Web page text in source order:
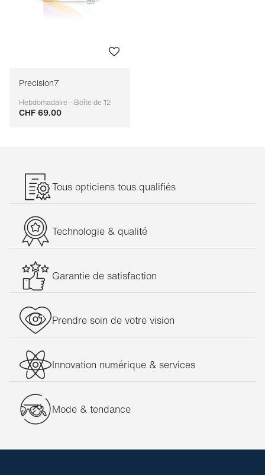
Precision7
Hebdomadaire - Boîte de 12
Adaptable
CHF 69.00
Tous opticiens tous qualifiés
Technologie & qualité
Garantie de satisfaction
Prendre soin de votre vision
Innovation numérique & services
Mode & tendance